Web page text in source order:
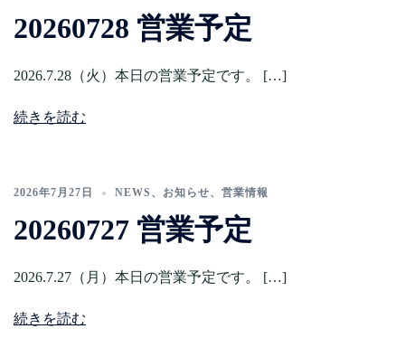
20260728 営業予定
2026.7.28（火）本日の営業予定です。 […]
続きを読む
2026年7月27日 NEWS 、 お知らせ、 営業情報
20260727 営業予定
2026.7.27（月）本日の営業予定です。 […]
続きを読む